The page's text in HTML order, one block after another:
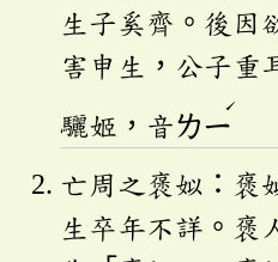
生子奚齊。後因
害申生，公子重
驪姬，音ㄌㄧ
ˊ
亡周之褒姒：褒
生卒年不詳。褒